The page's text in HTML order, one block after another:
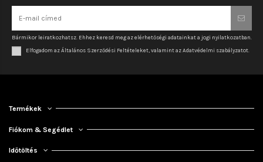
Bármikor leiratkozhatsz. Ehhez keresd meg az elérhetőségi adatainkat a jogi nyilatkozatban.
Elfogadom az Általános Szerződési Feltételeket, valamint az Adatvédelmi szabályzatot.
Termékek
Fiókom & Segédlet
Időtöltés